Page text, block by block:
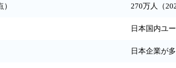
270万人（
日本国内ユ
日本企業が